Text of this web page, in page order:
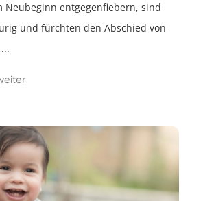
Neubeginn entgegenfiebern, sind
und fürchten den Abschied von